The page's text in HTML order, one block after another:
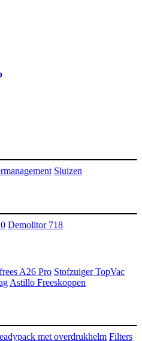
Sluizen
Demolitor 718
A26 Pro Stofzuiger TopVac
Astillo Freeskoppen
met overdrukhelm Filters